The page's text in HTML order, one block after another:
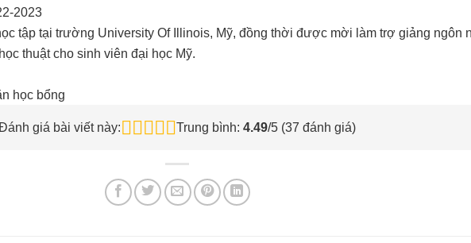
2023
tập tại trường University Of Illinois, Mỹ, đồng thời được mời làm trợ giảng ngôn
thuật cho sinh viên đại học Mỹ.
học bổng
giá bài viết này: Trung bình: 4.49/5 (37 đánh giá)